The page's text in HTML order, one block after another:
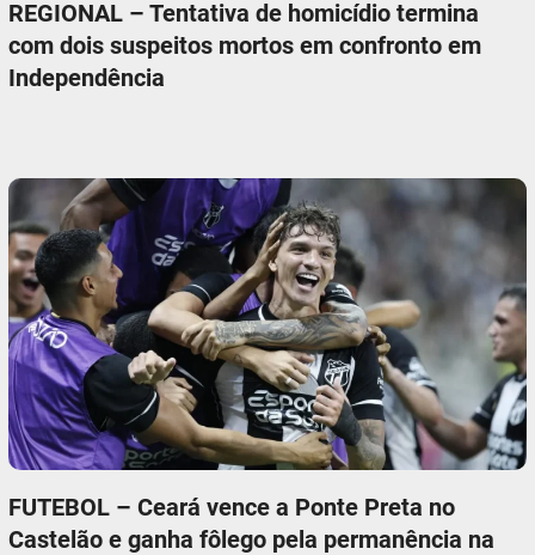
REGIONAL – Tentativa de homicídio termina
com dois suspeitos mortos em confronto em
Independência
FUTEBOL – Ceará vence a Ponte Preta no
Castelão e ganha fôlego pela permanência na